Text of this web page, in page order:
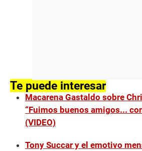
Te puede interesar
Macarena Gastaldo sobre
“Fuimos buenos amigos...
(VIDEO)
Tony Succar y el emotivo